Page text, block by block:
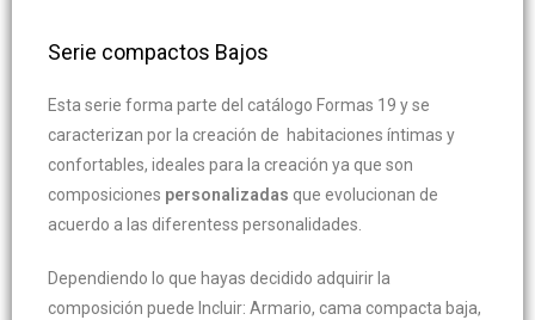
Serie compactos Bajos
Esta serie forma parte del catálogo Formas 19 y se
caracterizan por la creación de habitaciones íntimas y
confortables, ideales para la creación ya que son
composiciones personalizadas que evolucionan de
acuerdo a las diferentess personalidades.
Dependiendo lo que hayas decidido adquirir la
composición puede Incluir: Armario, cama compacta baja,